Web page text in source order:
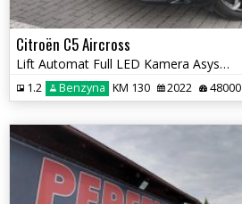
Citroën C5 Aircross
Lift Automat Full LED Kamera Asystent Radar
1.2 Benzyna KM 130 2022 48000